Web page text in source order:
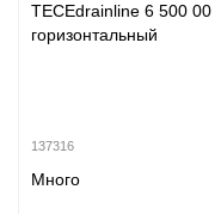
TECEdrainline 6 500 00
горизонтальный
137316
Много